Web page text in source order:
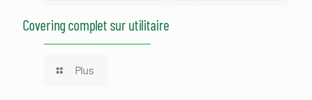
Covering complet sur utilitaire
Plus